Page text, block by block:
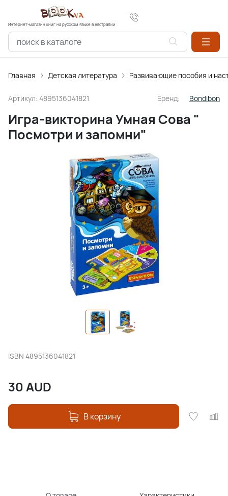
Интернет-магазин книг на русском языке в Австралии
Главная Детская литература Развивающие пособия и
Артикул: 4895136041821 Бренд: Bondibon
Игра-викторина Умная Сова "
Посмотри и запомни"
ISBN 4895136041821
30AUD
В корзину